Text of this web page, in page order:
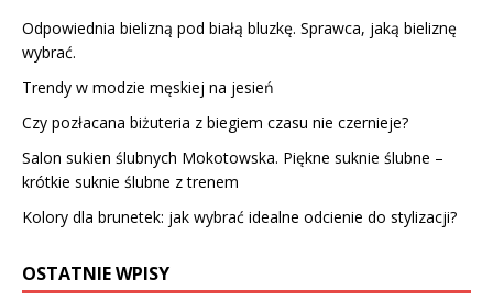
Odpowiednia bielizną pod białą bluzkę. Sprawca, jaką bieliznę
wybrać.
Trendy w modzie męskiej na jesień
Czy pozłacana biżuteria z biegiem czasu nie czernieje?
Salon sukien ślubnych Mokotowska. Piękne suknie ślubne –
krótkie suknie ślubne z trenem
Kolory dla brunetek: jak wybrać idealne odcienie do stylizacji?
OSTATNIE WPISY